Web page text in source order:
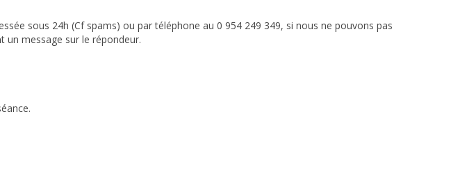
sous 24h (Cf spams) ou par téléphone au 0 954 249 349, si nous ne pouvons pas
un message sur le répondeur.